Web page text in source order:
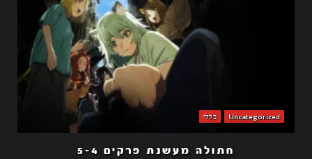
Uncategorized כללי
חתולה מעשנת פרקים 5-4